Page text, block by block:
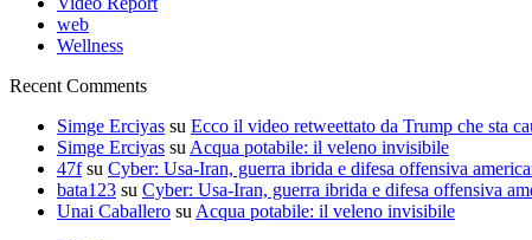
web
Wellness
Recent Comments
Simge Erciyas su Ecco il video retweettato da Trump che sta
Simge Erciyas su Acqua potabile: il veleno invisibile
47fsu Cyber: Usa-Iran, guerra ibrida e difesa offensiva
bata123 su Cyber: Usa-Iran, guerra ibrida e difesa offensiva
Unai Caballero su Acqua potabile: il veleno invisibile